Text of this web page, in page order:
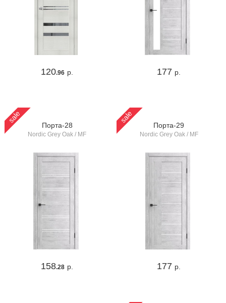
120.96 р. 177 р.
sale
Порта-28
Nordic Grey Oak / MF
158.28 р.
sale
Порта-29
Nordic Grey Oak / MF
177 р.